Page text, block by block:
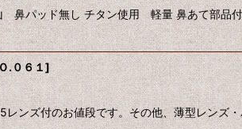
パッド無し チタン使用 軽量 鼻あて部品付
.０６１]
ンズ付のお値段です。その他、薄型レンズ